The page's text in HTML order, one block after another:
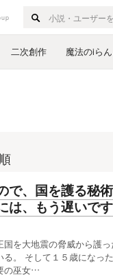
二次創作 魔法のiら
で、国を護る秘
は、もう遅いで
を大地震の脅威から護
。 そして１５歳になっ
の巫女…